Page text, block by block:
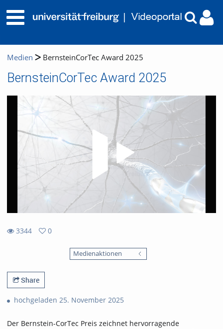
Medien BernsteinCorTec Award 2025
BernsteinCorTec Award 2025
3344
0
Medienaktionen
Share
hochgeladen 25. November 2025
Der Bernstein-CorTec Preis zeichnet hervorragende